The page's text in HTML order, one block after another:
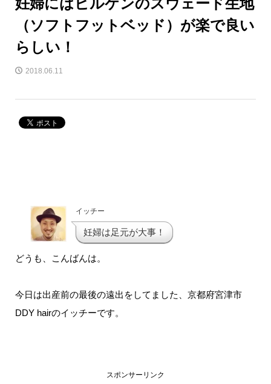
（ソフトフットベッド）が楽で良い
らしい！
2018.06.11
イッチー
妊婦は足元が大事！
どうも、こんばんは。
今日は出産前の最後の遠出をしてました、京都府宮津市
DDY hairのイッチーです。
スポンサーリンク